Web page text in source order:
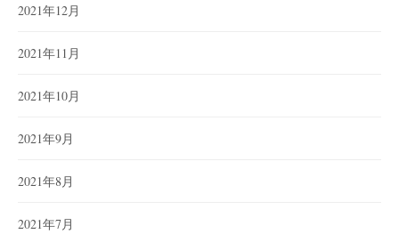
2021年12月
2021年11月
2021年10月
2021年9月
2021年8月
2021年7月